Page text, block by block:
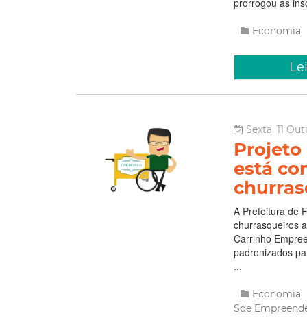
prorrogou as
Economia
Sexta, 11
Projeto
está
A Prefeitura de
churrasqueiros
Carrinho
padronizados
...
Economia
Sde